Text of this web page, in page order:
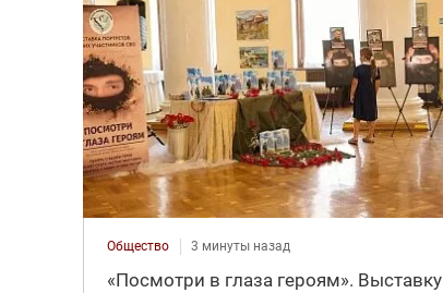
Общество 3 минуты назад
«Посмотри в глаза героям». Выставку